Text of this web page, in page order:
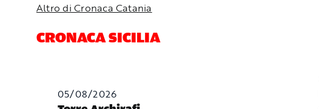
Altro di Cronaca Catania
CRONACA SICILIA
05/08/2026